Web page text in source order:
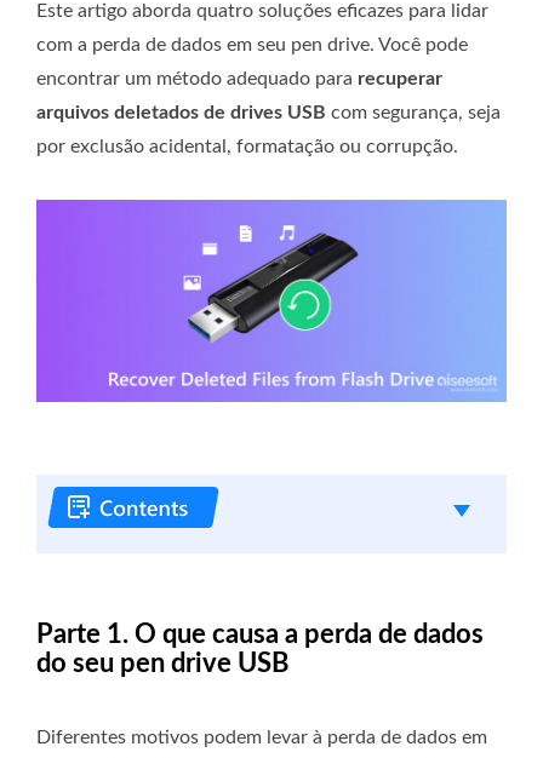
Este artigo aborda quatro soluções eficazes para lidar
com a perda de dados em seu pen drive. Você pode
encontrar um método adequado para recuperar
arquivos deletados de drives USB com segurança, seja
por exclusão acidental, formatação ou corrupção.
Parte 1. O que causa a perda de dados
do seu pen drive USB
Diferentes motivos podem levar à perda de dados em